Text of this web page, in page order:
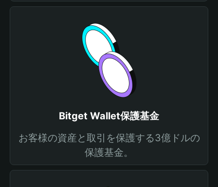
Bitget Wallet保護基金
お客様の資産と取引を保護する3億ドルの
保護基金。